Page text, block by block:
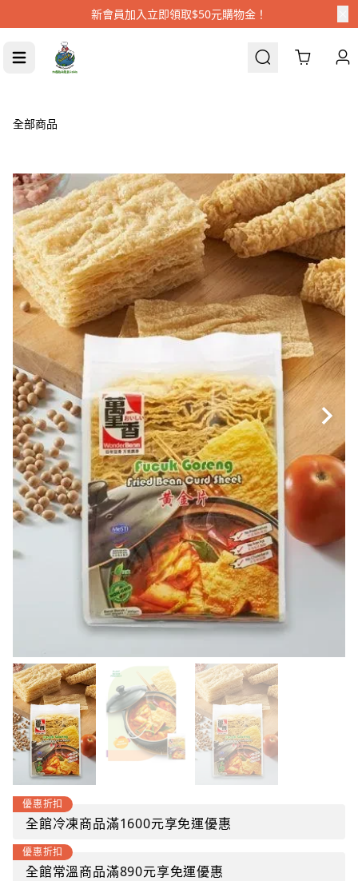
新會員加入立即領取$50元購物金！
Cart
全部商品
優惠折扣
全館冷凍商品滿1600元享免運優惠
優惠折扣
全館常溫商品滿890元享免運優惠